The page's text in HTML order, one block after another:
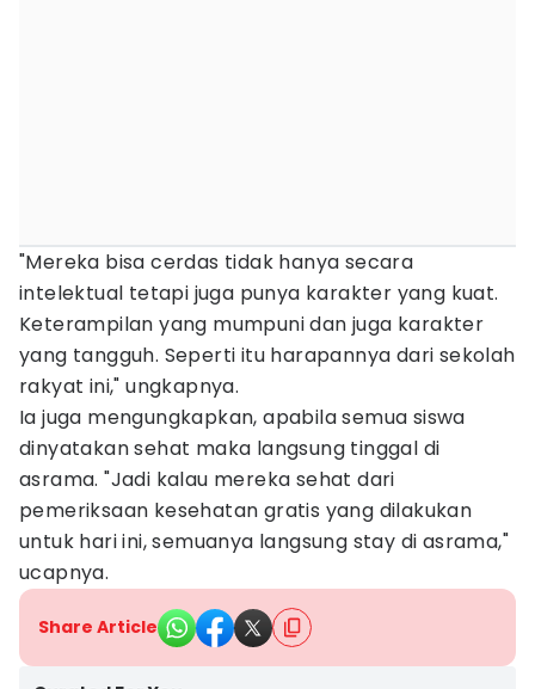
"Mereka bisa cerdas tidak hanya secara
intelektual tetapi juga punya karakter yang kuat.
Keterampilan yang mumpuni dan juga karakter
yang tangguh. Seperti itu harapannya dari sekolah
rakyat ini," ungkapnya.
Ia juga mengungkapkan, apabila semua siswa
dinyatakan sehat maka langsung tinggal di
asrama. "Jadi kalau mereka sehat dari
pemeriksaan kesehatan gratis yang dilakukan
untuk hari ini, semuanya langsung stay di asrama,"
ucapnya.
Share Article